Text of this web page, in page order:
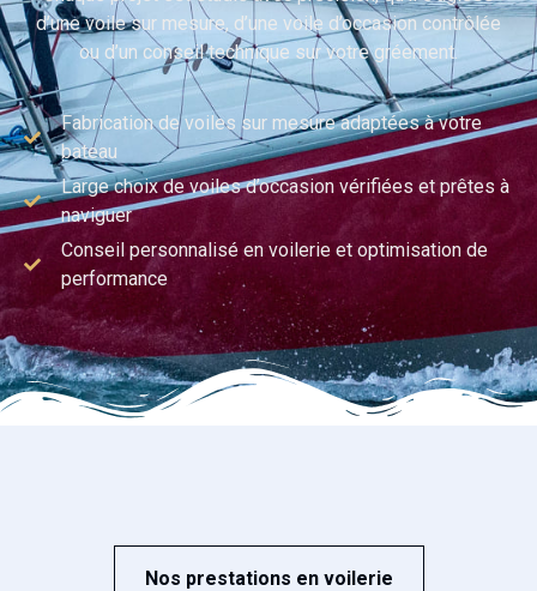
d’une voile sur mesure, d’une voile d’occasion contrôlée
ou d’un conseil technique sur votre gréement.
Fabrication de voiles sur mesure adaptées à votre
bateau
Large choix de voiles d’occasion vérifiées et prêtes à
naviguer
Conseil personnalisé en voilerie et optimisation de
performance
Nos prestations en voilerie